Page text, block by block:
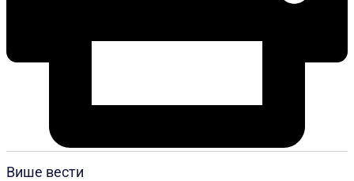
Више вести